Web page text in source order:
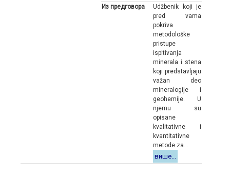
Из предговора
Udžbenik koji je
pred vama
pokriva
metodološke
pristupe
ispitivanja
minerala i stena
koji predstavljaju
važan deo
mineralogije i
geohemije. U
njemu su
opisane
kvalitativne i
kvantitativne
metode za...
више...